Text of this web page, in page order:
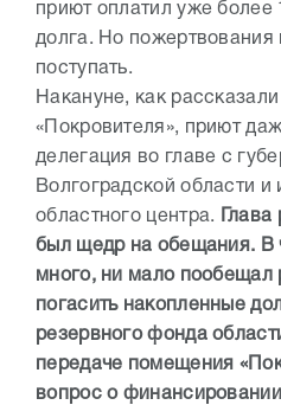
приют оплатил уже более
долга. Но
поступать.
Накануне, как рассказали
«Покровителя», приют
делегация во главе с
Волгоградской области
областного центра.
был щедр на обещания. В
много, ни мало пообещал
погасить накопленные
резервного фонда
передаче помещения
вопрос о